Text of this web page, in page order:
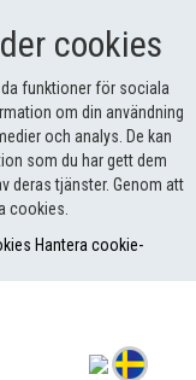
cookies
funktioner för sociala
om din användning
och analys. De kan
som du har gett dem
deras tjänster. Genom att
cookies.
Hantera cookie-